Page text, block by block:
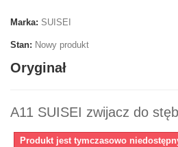
Marka: SUISEI
Stan: Nowy produkt
Oryginał
A11 SUISEI zwijacz do
Produkt jest tymczasowo